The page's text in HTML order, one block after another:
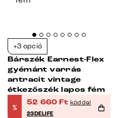
+3 opció
Bárszék Earnest-Flex
gyémánt varrás
antracit vintage
étkezőszék lapos fém
%
52 660 Ft kóddal
23DELIFE